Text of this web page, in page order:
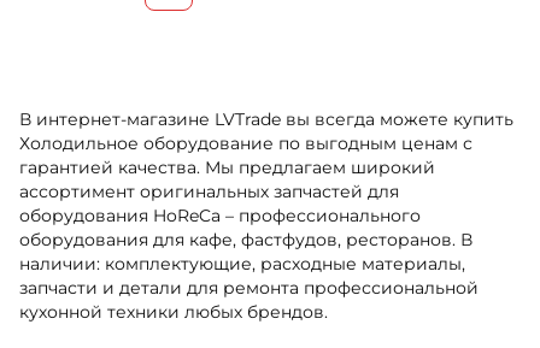
В интернет-магазине LVTrade вы всегда можете купить
Холодильное оборудование по выгодным ценам с
гарантией качества. Мы предлагаем широкий
ассортимент оригинальных запчастей для
оборудования HoReCa – профессионального
оборудования для кафе, фастфудов, ресторанов. В
наличии: комплектующие, расходные материалы,
запчасти и детали для ремонта профессиональной
кухонной техники любых брендов.